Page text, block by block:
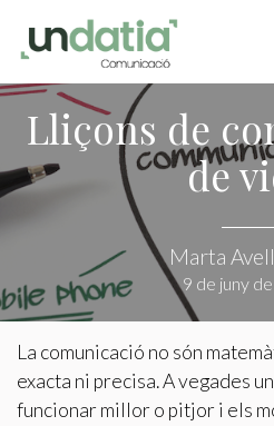
COM
Lliçons de
de
Marta
9 de juny
La comunicació no són
exacta ni precisa. A vegades
funcionar millor o pitjor i els